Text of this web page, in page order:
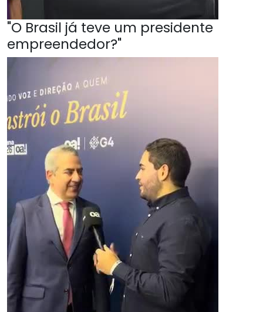
"O Brasil já teve um presidente
empreendedor?"